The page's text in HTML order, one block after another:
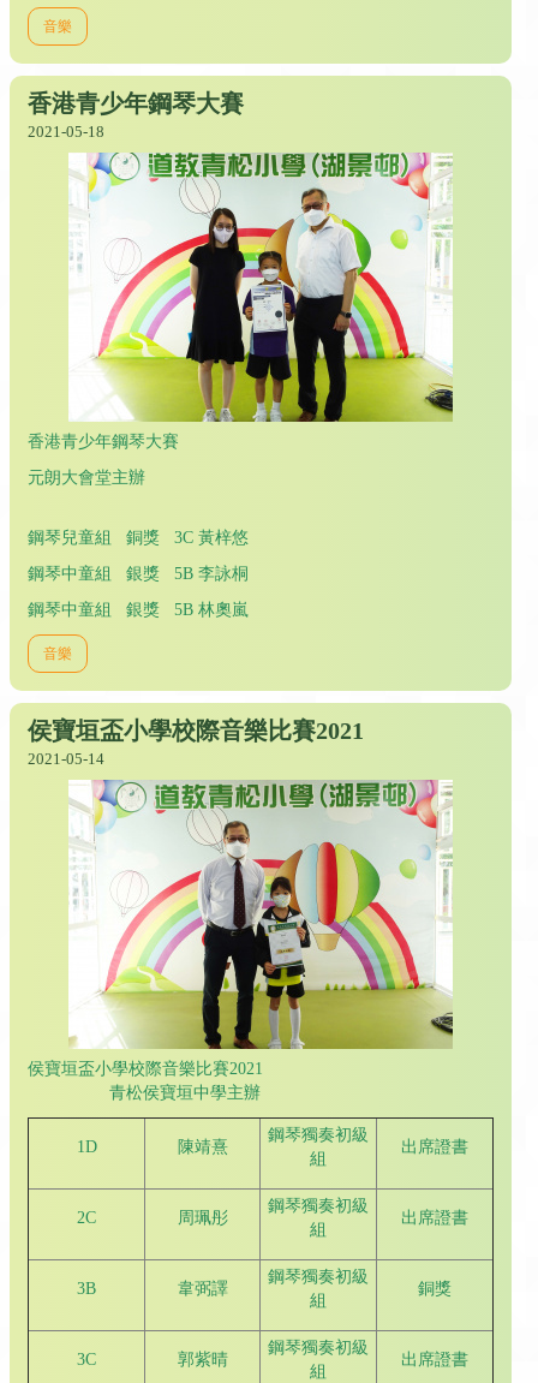
音樂
香港青少年鋼琴大賽
2021-05-18
香港青少年鋼琴大賽
元朗大會堂主辦
鋼琴兒童組 銅獎 3C 黃梓悠
鋼琴中童組 銀獎 5B 李詠桐
鋼琴中童組 銀獎 5B 林奧嵐
音樂
侯寶垣盃小學校際音樂比賽2021
2021-05-14
侯寶垣盃小學校際音樂比賽2021
青松侯寶垣中學主辦
1D 陳靖熹
鋼琴獨奏初級
組
出席證書
2C 周珮彤
鋼琴獨奏初級
組
出席證書
3B 韋弼譯
鋼琴獨奏初級
組
銅獎
3C 郭紫晴
鋼琴獨奏初級
組
出席證書